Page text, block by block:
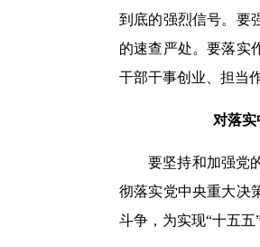
到底的强烈信号。要
的速查严处。要落实
干部干事创业、担当
对落实
要坚持和加强党
彻落实党中央重大决
斗争，为实现“十五五